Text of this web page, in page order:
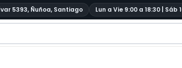
5393, Ñuñoa, Santiago Lun a Vie 9:00 a 18:30 | Sáb